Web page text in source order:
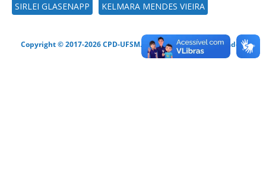
SIRLEI GLASENAPP KELMARA MENDES VIEIRA
Copyright © 2017-2026 CPD-UFSM. Todos os direitos reservados.